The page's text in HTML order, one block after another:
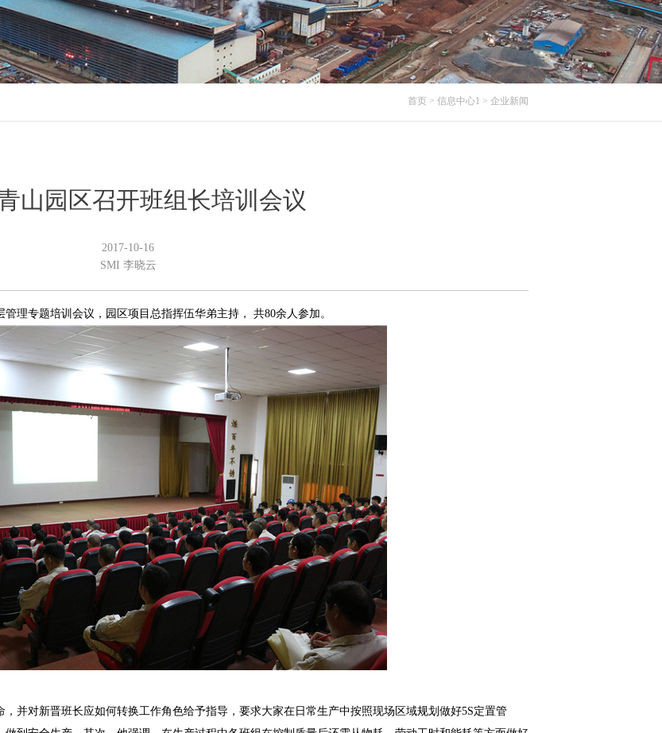
首页 > 信息中心1 > 企业新闻
山园区召开班组长培训会议
2017-10-16
SMI 李晓云
理专题培训会议，园区项目总指挥伍华弟主持， 共80余人参加。
并对新晋班长应如何转换工作角色给予指导，要求大家在日常生产中按照现场区域规划做好5S定置管